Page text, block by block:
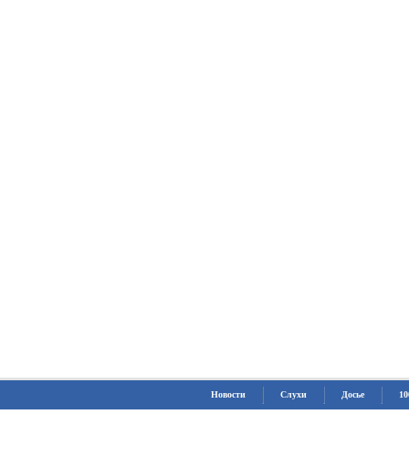
Новости Слухи Досье